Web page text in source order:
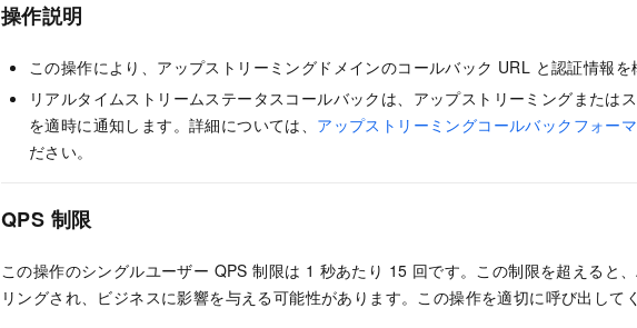
操作説明
この操作により、アップストリーミングドメインのコールバック URL と認証情報
リアルタイムストリームステータスコールバックは、アップストリーミングまたは
を適時に通知します。詳細については、 アップストリーミングコールバックフォー
ださい。
QPS 制限
この操作のシングルユーザー QPS 制限は 1 秒あたり 15 回です。この制限を超えると
リングされ、ビジネスに影響を与える可能性があります。この操作を適切に呼び出して